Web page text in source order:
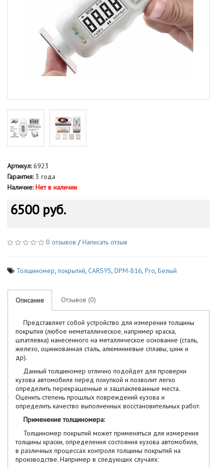
Артикул:6923
Гарантия:3 года
Наличие: Нет в наличии
6500 руб.
0 отзывов /Написать отзыв
Толщиномер, покрытий, CARSYS, DPM-816, Pro, Белый
Описание Отзывов (0)
Представляет собой устройство для измерения толщины
покрытия (любое неметаллическое, например краска,
шпатлевка) нанесенного на металлическое основание (сталь,
железо, оцинкованная сталь, алюминиевые сплавы, цинк и
др).
Данный толщиномер отлично подойдет для проверки
кузова автомобиля перед покупкой и позволит легко
определить перекрашенные и зашпаклеванные места.
Оценить степень прошлых повреждений кузова и
определить качество выполненных восстановительных работ.
Применение толщиномера:
Толщиномер покрытий может применяться для измерения
толщины краски, определения состояния кузова автомобиля,
в различных процессах контроля толщины покрытий на
производстве. Например в следующих случаях: